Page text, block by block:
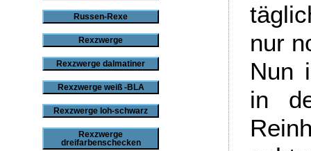
Russen-Rexe
Rexzwerge
Rexzwerge dalmatiner
Rexzwerge weiß -BLA
Rexzwerge loh-schwarz
Rexzwerge
dreifarbenschecken
nur
Nun
in